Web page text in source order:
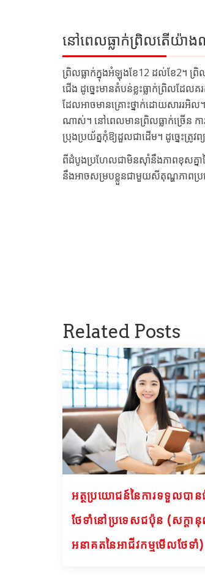
នៅពេលធ្លាក់ព្រិលតើយ៉ា
ព្រិលធ្លាក់ក្នុងអំឡុងខែ12 ដល់ខែ2។
ជើង ដូច្នេះមានតំបន់ខ្លះធ្លាក់ព្រិលដែល
ដែលអាចមានគ្រោះថ្នាក់ដោយសាររអិល
ណាស់។ នៅពេលមានព្រិលធ្លាក់ច្រើន ការ
ប្រុងប្រយ័ត្នកុំឱ្យដួលជាដើម។ ដូច្នេះត្រូវ
ពីដំបូងប្រហែលជាមិនស៊ាំនឹងភាពខុសគ្នា
នឹងអាចសម្របខ្លួនជាមួយសីតុណ្ហភាពប្រ
Related Posts
អត្ថប្រយោជន៍នៃការទទួលបា
ថែទាំនៅប្រទេសជប៉ុន (សក្តា
អនាគតនៃអាជីវកម្មមើលថែទាំ)